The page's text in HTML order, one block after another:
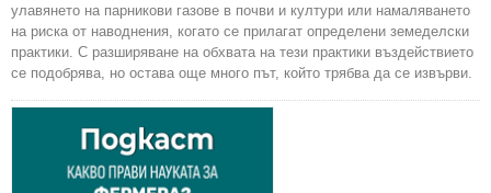
улавянето на парникови газове в почви и култури или намаляването
на риска от наводнения, когато се прилагат определени земеделски
практики. С разширяване на обхвата на тези практики въздействието
се подобрява, но остава още много път, който трябва да се извърви.